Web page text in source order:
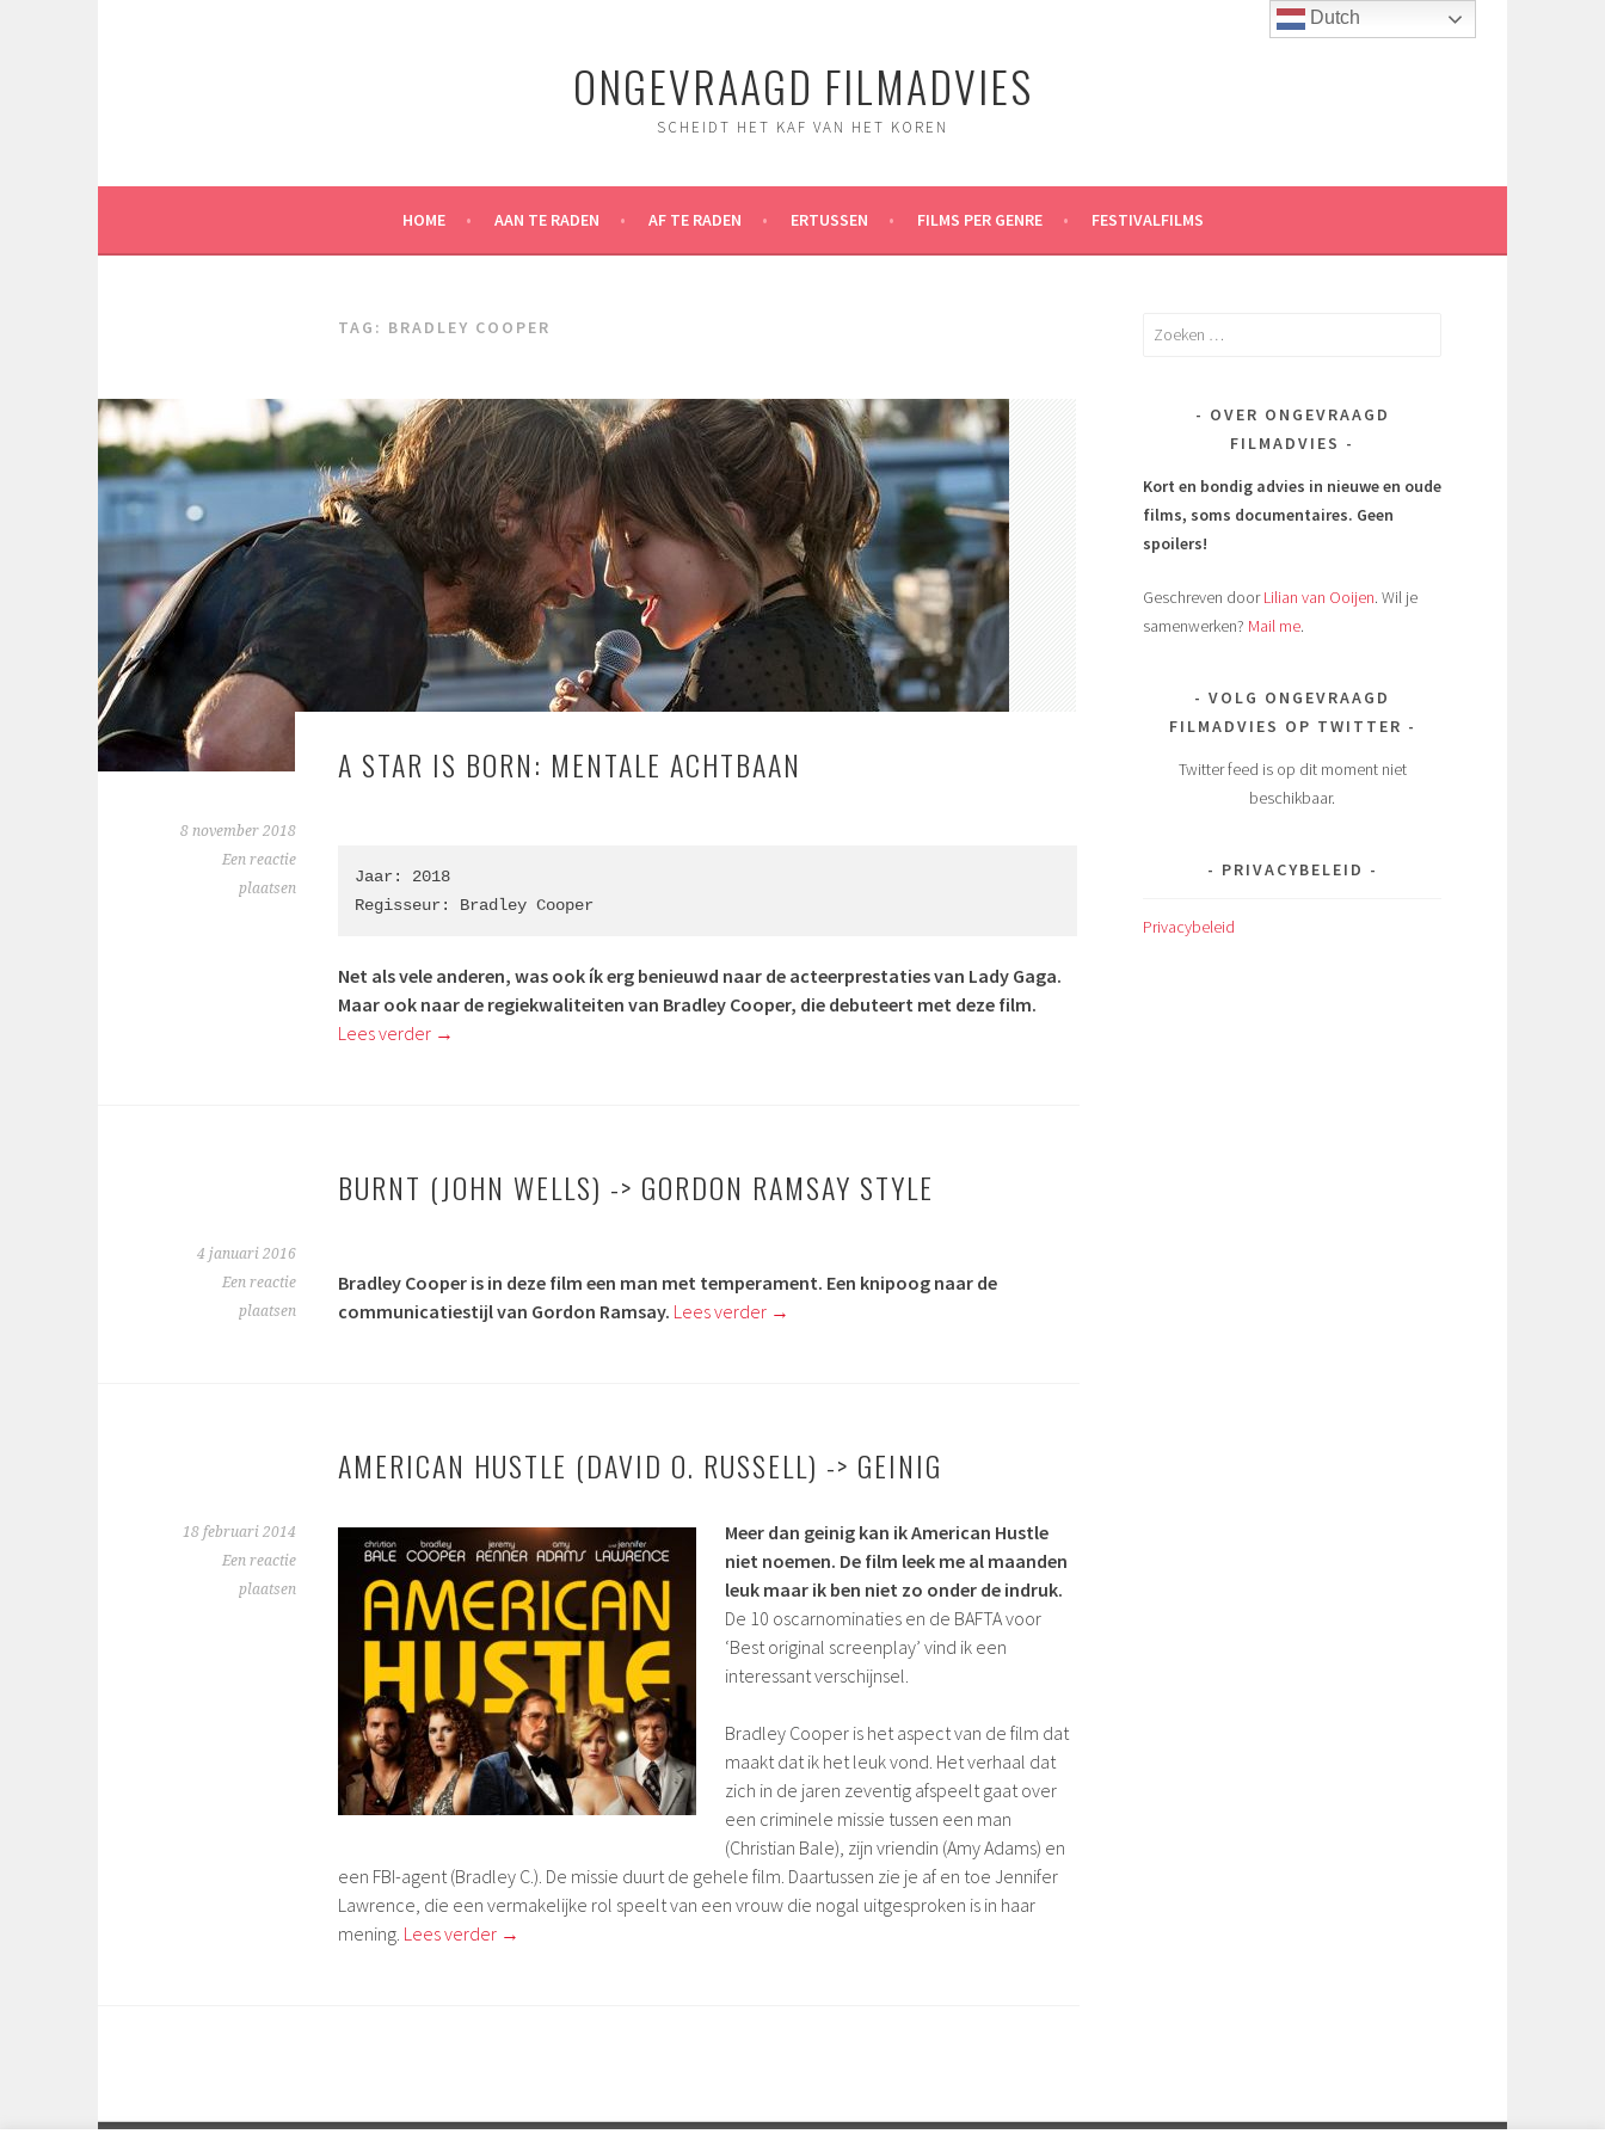
ONGEVRAAGD FILMADVIES
SCHEIDT HET KAF VAN HET KOREN
HOME AAN TE RADEN AF TE RADEN ERTUSSEN FILMS PER GENRE FESTIVALFILMS
TAG: BRADLEY COOPER
A STAR IS BORN: MENTALE ACHTBAAN
8 november 2018
Een reactie
plaatsen
Jaar: 2018
Regisseur: Bradley Cooper
Net als vele anderen, was ook ík erg benieuwd naar de acteerprestaties van Lady Gaga.
Maar ook naar de regiekwaliteiten van Bradley Cooper, die debuteert met deze film.
Lees verder →
BURNT (JOHN WELLS) -> GORDON RAMSAY STYLE
4 januari 2016
Een reactie
plaatsen
Bradley Cooper is in deze film een man met temperament. Een knipoog naar de
communicatiestijl van Gordon Ramsay. Lees verder →
AMERICAN HUSTLE (DAVID O. RUSSELL) -> GEINIG
18 februari 2014
Een reactie
plaatsen
Meer dan geinig kan ik American Hustle
niet noemen. De film leek me al maanden
leuk maar ik ben niet zo onder de indruk.
De 10 oscarnominaties en de BAFTA voor
‘Best original screenplay’ vind ik een
interessant verschijnsel.
Bradley Cooper is het aspect van de film dat
maakt dat ik het leuk vond. Het verhaal dat
zich in de jaren zeventig afspeelt gaat over
een criminele missie tussen een man
(Christian Bale), zijn vriendin (Amy Adams) en
een FBI-agent (Bradley C.). De missie duurt de gehele film. Daartussen zie je af en toe Jennifer
Lawrence, die een vermakelijke rol speelt van een vrouw die nogal uitgesproken is in haar
mening. Lees verder →
Zoeken
OVER ONGEVRAAGD
FILMADVIES
Kort en bondig advies in nieuwe en oude
films, soms documentaires. Geen
spoilers!
Geschreven doorLilian van Ooijen. Wil je
samenwerken? Mail me.
VOLG ONGEVRAAGD
FILMADVIES OP TWITTER
Twitter feed is op dit moment niet
beschikbaar.
PRIVACYBELEID
Privacybeleid
Dutch